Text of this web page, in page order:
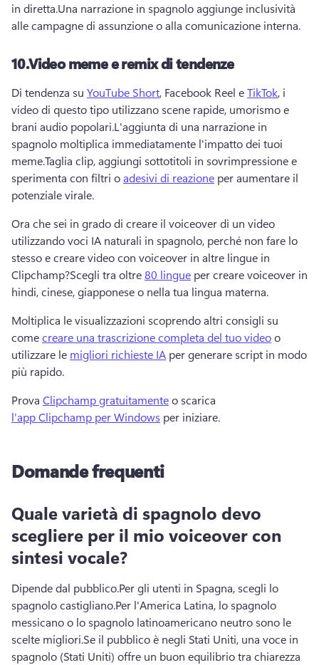
in diretta.Una narrazione in spagnolo aggiunge inclusività
alle campagne di assunzione o alla comunicazione interna.
10.Video meme e remix di tendenze
Di tendenza su YouTube Short, Facebook Reel e TikTok, i
video di questo tipo utilizzano scene rapide, umorismo e
brani audio popolari.L'aggiunta di una narrazione in
spagnolo moltiplica immediatamente l'impatto dei tuoi
meme.Taglia clip, aggiungi sottotitoli in sovrimpressione e
sperimenta con filtri o adesivi di reazione per aumentare il
potenziale virale.
Ora che sei in grado di creare il voiceover di un video
utilizzando voci IA naturali in spagnolo, perché non fare lo
stesso e creare video con voiceover in altre lingue in
Clipchamp?Scegli tra oltre 80 lingue per creare voiceover in
hindi, cinese, giapponese o nella tua lingua materna.
Moltiplica le visualizzazioni scoprendo altri consigli su
come creare una trascrizione completa del tuo video o
utilizzare le migliori richieste IA per generare script in modo
più rapido.
Prova Clipchamp gratuitamente o scarica
l'app Clipchamp per Windows per iniziare.
Domande frequenti
Quale varietà di spagnolo devo
scegliere per il mio voiceover con
sintesi vocale?
Dipende dal pubblico.Per gli utenti in Spagna, scegli lo
spagnolo castigliano.Per l'America Latina, lo spagnolo
messicano o lo spagnolo latinoamericano neutro sono le
scelte migliori.Se il pubblico è negli Stati Uniti, una voce in
spagnolo (Stati Uniti) offre un buon equilibrio tra chiarezza